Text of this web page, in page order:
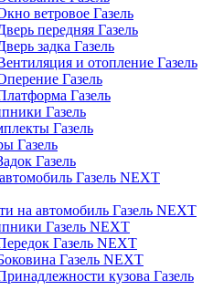
ветровое Газель
передняя Газель
задка Газель
и отопление Газель
Газель
Газель
Газель
Газель
Газель
Газель
Газель NEXT
на автомобиль Газель NEXT
Газель NEXT
Газель NEXT
Газель NEXT
кузова Газель